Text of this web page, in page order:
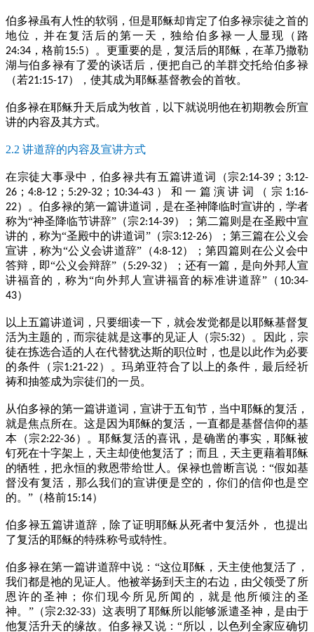
伯多禄虽有人性的软弱，但是耶稣却肯定了伯多禄宗徒之首的
地位，并在复活后的第一天，独给伯多禄一人显现（路
24:34 ，格前15:5）。更重要的是，复活后的耶稣，在革乃撒勒
湖与伯多禄有了爱的谈话后，便把自己的羊群交托给伯多禄
（若21:15-17），使其成为耶稣基督教会的首牧。
伯多禄在耶稣升天后成为牧首，以下就说明他在初期教会所宣
讲的内容及其方式。
2.2 讲道辞的内容及宣讲方式
在宗徒大事录中，伯多禄共有五篇讲道词（宗2:14-39 ； 3:12-
26 ； 4:8-12 ； 5:29-32 ； 10:34-43 ）和一篇演讲词（宗 1:16-
22）。伯多禄的第一篇讲道词，是在圣神降临时宣讲的，学者
称为“神圣降临节讲辞”（宗2:14-39）；第二篇则是在圣殿中宣
讲的，称为“圣殿中的讲道词”（宗3:12-26）；第三篇在公义会
宣讲，称为“公义会讲道辞”（4:8-12）；第四篇则在公义会中
答辩，即“公义会辩辞”（5:29-32）；还有一篇，是向外邦人宣
讲福音的，称为“向外邦人宣讲福音的标准讲道辞”（ 10:34-
43）
以上五篇讲道词，只要细读一下，就会发觉都是以耶稣基督复
活为主题的，而宗徒就是这事的见证人（宗5:32）。因此，宗
徒在拣选合适的人在代替犹达斯的职位时，也是以此作为必要
的条件（宗1:21-22）。玛弟亚符合了以上的条件，最后经祈
祷和抽签成为宗徒们的一员。
从伯多禄的第一篇讲道词，宣讲于五旬节，当中耶稣的复活，
就是焦点所在。这是因为耶稣的复活，一直都是基督信仰的基
本（宗2:22-36）。耶稣复活的喜讯，是确凿的事实，耶稣被
钉死在十字架上，天主却使他复活了；而且，天主更藉着耶稣
的牺牲，把永恒的救恩带给世人。保禄也曾断言说：“假如基
督没有复活，那么我们的宣讲便是空的，你们的信仰也是空
的。”（格前15:14）
伯多禄五篇讲道辞，除了证明耶稣从死者中复活外，
也提出
了复活的耶稣的特殊称号或特性。
伯多禄在第一篇讲道辞中说：“这位耶稣，天主使他复活了，
我们都是祂的见证人。他被举扬到天主的右边，由父领受了所
恩许的圣神；你们现今所见所闻的，就是他所倾注的圣
神。”（宗2:32-33）这表明了耶稣所以能够派遣圣神，是由于
他复活升天的缘故。伯多禄又说：“所以，以色列全家应确切